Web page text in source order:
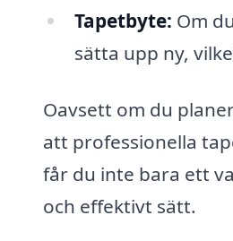
Tapetbyte: Om
sätta upp ny,
Oavsett om du
att professionella
får du inte bara ett
och effektivt sätt.